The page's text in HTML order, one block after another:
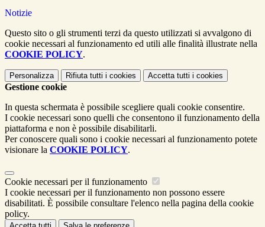
Notizie
Questo sito o gli strumenti terzi da questo utilizzati si avvalgono di
cookie necessari al funzionamento ed utili alle finalità illustrate nella
COOKIE POLICY.
Personalizza Rifiuta tutti i cookies Accetta tutti i cookies
Gestione cookie
In questa schermata è possibile scegliere quali cookie consentire.
I cookie necessari sono quelli che consentono il funzionamento della
piattaforma e non è possibile disabilitarli.
Per conoscere quali sono i cookie necessari al funzionamento potete
visionare la COOKIE POLICY.
Cookie necessari per il funzionamento
I cookie necessari per il funzionamento non possono essere
disabilitati. È possibile consultare l'elenco nella pagina della cookie
policy.